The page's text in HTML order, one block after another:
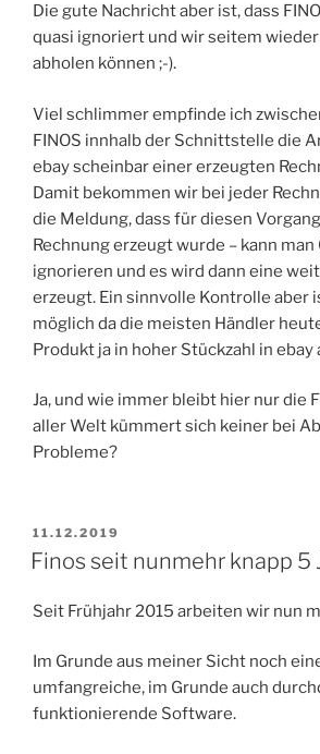
Die gute Nachricht aber ist, dass
quasi ignoriert und wir seitem
abholen können ;-).
Viel schlimmer empfinde ich
FINOS innhalb der Schnittstelle die
ebay scheinbar einer erzeugten
Damit bekommen wir bei jeder
die Meldung, dass für diesen
Rechnung erzeugt wurde – kann
ignorieren und es wird dann eine
erzeugt. Ein sinnvolle Kontrolle aber
möglich da die meisten Händler
Produkt ja in hoher Stückzahl in ebay
Ja, und wie immer bleibt hier nur die
aller Welt kümmert sich keiner bei
Probleme?
VERÖFFENTLICHT
AM
11.12.2019
Finos seit nunmehr knapp 5
Seit Frühjahr 2015 arbeiten wir nun
Im Grunde aus meiner Sicht noch
umfangreiche, im Grunde auch
funktionierende Software.